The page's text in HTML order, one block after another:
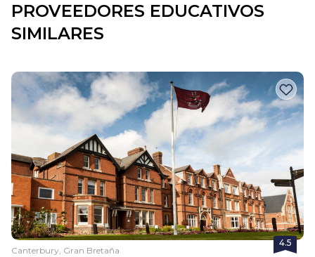
PROVEEDORES EDUCATIVOS
SIMILARES
4.5
Canterbury, Gran Bretaña